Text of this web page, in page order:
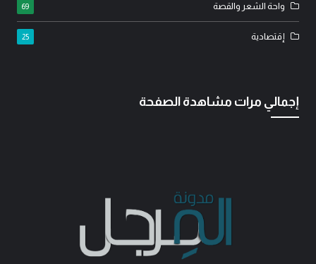
واحة الشعر والقصة 69
إقتصادية 25
إجمالي مرات مشاهدة الصفحة